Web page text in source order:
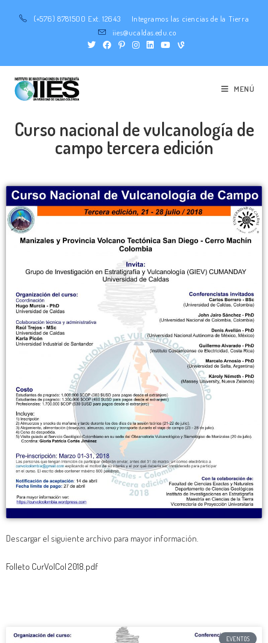
(+576) 8781500 Ext. 12643
Integramos las ciencias de la Tierra
iies@ucaldas.edu.co
MENÚ
Curso nacional de vulcanología de
campo tercera edición
Descargar el siguiente archivo para mayor información.
Folleto CurVolCol 2018.pdf
EVENTOS